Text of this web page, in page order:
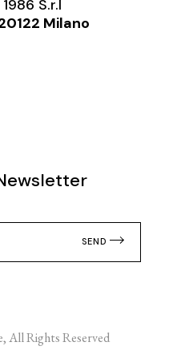
S.r.l
Milano
SEND
, All Rights Reserved